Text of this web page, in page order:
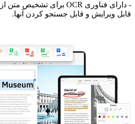
قابل ویرایش و قابل جستجو کردن آنها.